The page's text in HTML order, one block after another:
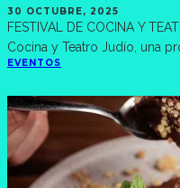
30 OCTUBRE, 2025
FESTIVAL DE COCINA Y
Cocina y Teatro Judío, una
EVENTOS